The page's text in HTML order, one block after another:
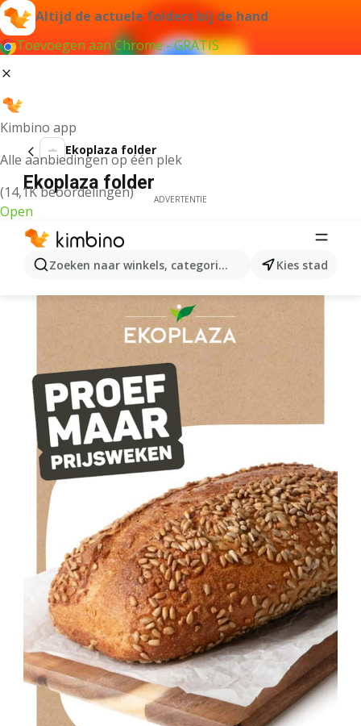
Altijd de actuele folders bij de hand
Toevoegen aan Chrome - GRATIS
Kimbino app
Alle aanbiedingen op één plek
(14,1K beoordelingen)
Open
Zoeken naar winkels, categorieën, producten...
Kies stad
Ekoplaza folder
Ekoplaza folder
ADVERTENTIE